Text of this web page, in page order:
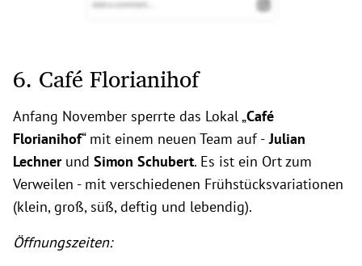
6. Café Florianihof
Anfang November sperrte das Lokal „Café
Florianihof“ mit einem neuen Team auf - Julian
Lechnerund Simon Schubert. Es ist ein Ort zum
Verweilen - mit verschiedenen Frühstücksvariationen
(klein, groß, süß, deftig und lebendig).
Öffnungszeiten: